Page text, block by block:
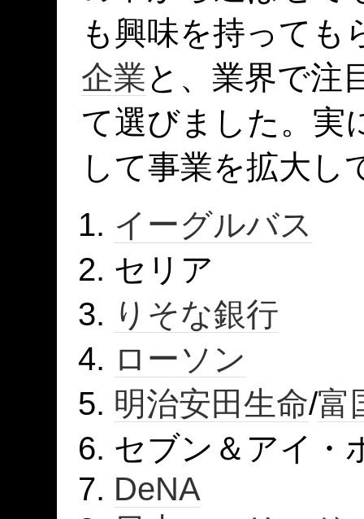
も興味を持っても
企業 と、業界で注
て選びました。実
して事業を拡大し
イーグルバス
セリア
りそな銀行
ローソン
明治安田生命/富
セブン＆アイ・
DeNA